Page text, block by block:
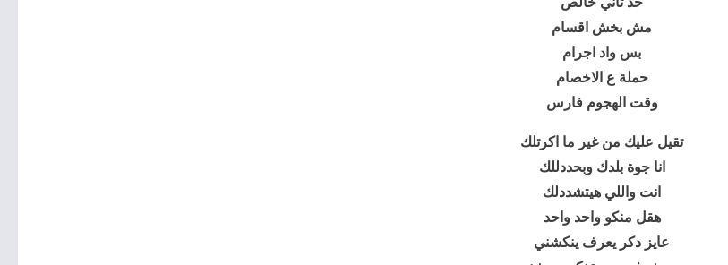
مش بخش اقسام
بس واد اجرام
حملة ع الاخصام
وقت الهجوم فارس
تقيل عليك من غير ما اكرتلك
انا جوة بلدك وبحددللك
انت واللي هيتشددلك
هقل منكو واحد واحد
عايز دكر يعرف ينكشني